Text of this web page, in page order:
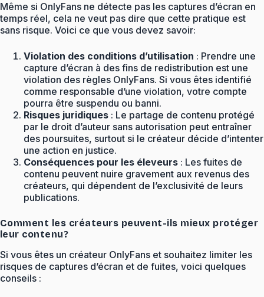
Même si OnlyFans ne détecte pas les captures d’écran en
temps réel, cela ne veut pas dire que cette pratique est
sans risque. Voici ce que vous devez savoir:
Violation des conditions d’utilisation : Prendre une
capture d’écran à des fins de redistribution est une
violation des règles OnlyFans. Si vous êtes identifié
comme responsable d’une violation, votre compte
pourra être suspendu ou banni.
Risques juridiques : Le partage de contenu protégé
par le droit d’auteur sans autorisation peut entraîner
des poursuites, surtout si le créateur décide d’intenter
une action en justice.
Conséquences pour les éleveurs : Les fuites de
contenu peuvent nuire gravement aux revenus des
créateurs, qui dépendent de l’exclusivité de leurs
publications.
Comment les créateurs peuvent-ils mieux protéger
leur contenu?
Si vous êtes un créateur OnlyFans et souhaitez limiter les
risques de captures d’écran et de fuites, voici quelques
conseils :